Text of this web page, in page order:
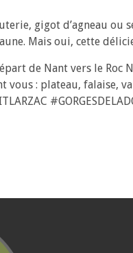
gigot d’agneau
Mais oui, cette
de Nant vers le Roc
: plateau, falaise,